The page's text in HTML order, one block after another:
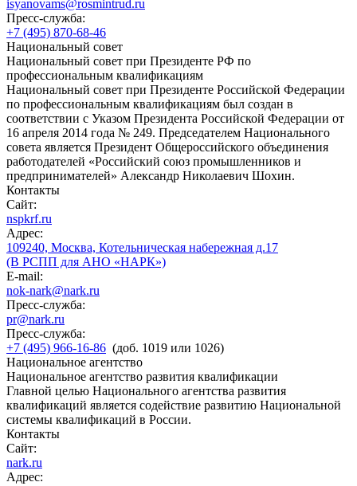
isyanovams@rosmintrud.ru
Пресс-служба:
+7 (495) 870-68-46
Национальный совет
Национальный совет при Президенте РФ по
профессиональным квалификациям
Национальный совет при Президенте Российской Федерации
по профессиональным квалификациям был создан в
соответствии с Указом Президента Российской Федерации от
16 апреля 2014 года № 249. Председателем Национального
совета является Президент Общероссийского объединения
работодателей «Российский союз промышленников и
предпринимателей» Александр Николаевич Шохин.
Контакты
Сайт:
nspkrf.ru
Адрес:
109240, Москва, Котельническая набережная д.17
(В РСПП для АНО «НАРК»)
E-mail:
nok-nark@nark.ru
Пресс-служба:
pr@nark.ru
Пресс-служба:
+7 (495) 966-16-86 (доб. 1019 или 1026)
Национальное агентство
Национальное агентство развития квалификации
Главной целью Национального агентства развития
квалификаций является содействие развитию Национальной
системы квалификаций в России.
Контакты
Сайт:
nark.ru
Адрес: